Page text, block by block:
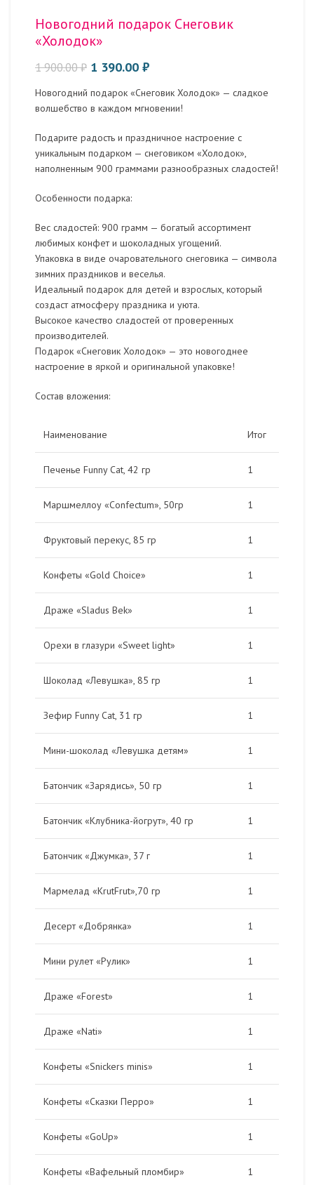
Новогодний подарок Снеговик
«Холодок»
1 900.00₽ 1 390.00 ₽
Новогодний подарок «Снеговик Холодок» — сладкое
волшебство в каждом мгновении!
Подарите радость и праздничное настроение с
уникальным подарком — снеговиком «Холодок»,
наполненным 900 граммами разнообразных сладостей!
Особенности подарка:
Вес сладостей: 900 грамм — богатый ассортимент
любимых конфет и шоколадных угощений.
Упаковка в виде очаровательного снеговика — символа
зимних праздников и веселья.
Идеальный подарок для детей и взрослых, который
создаст атмосферу праздника и уюта.
Высокое качество сладостей от проверенных
производителей.
Подарок «Снеговик Холодок» — это новогоднее
настроение в яркой и оригинальной упаковке!
Состав вложения:
Наименование Итог
Печенье Funny Cat, 42 гр 1
Маршмеллоу «Confectum», 50гр 1
Фруктовый перекус, 85 гр 1
Конфеты «Gold Choice» 1
Драже «Sladus Bek» 1
Орехи в глазури «Sweet light» 1
Шоколад «Левушка», 85 гр 1
Зефир Funny Cat, 31 гр 1
Мини-шоколад «Левушка детям» 1
Батончик «Зарядись», 50 гр 1
Батончик «Клубника-йогрут», 40 гр 1
Батончик «Джумка», 37 г 1
Мармелад «KrutFrut»,70 гр 1
Десерт «Добрянка» 1
Мини рулет «Рулик» 1
Драже «Forest» 1
Драже «Nati» 1
Конфеты «Snickers minis» 1
Конфеты «Сказки Перро» 1
Конфеты «GoUp» 1
Конфеты «Вафельный пломбир» 1